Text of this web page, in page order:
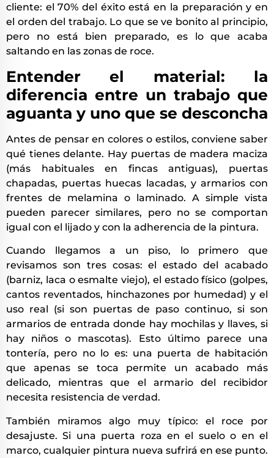
cliente: el 70% del éxito está en la preparación y en
el orden del trabajo. Lo que se ve bonito al principio,
pero no está bien preparado, es lo que acaba
saltando en las zonas de roce.
Entender el material: la
diferencia entre un trabajo que
aguanta y uno que se desconcha
Antes de pensar en colores o estilos, conviene saber
qué tienes delante. Hay puertas de madera maciza
(más habituales en fincas antiguas), puertas
chapadas, puertas huecas lacadas, y armarios con
frentes de melamina o laminado. A simple vista
pueden parecer similares, pero no se comportan
igual con el lijado y con la adherencia de la pintura.
Cuando llegamos a un piso, lo primero que
revisamos son tres cosas: el estado del acabado
(barniz, laca o esmalte viejo), el estado físico (golpes,
cantos reventados, hinchazones por humedad) y el
uso real (si son puertas de paso continuo, si son
armarios de entrada donde hay mochilas y llaves, si
hay niños o mascotas). Esto último parece una
tontería, pero no lo es: una puerta de habitación
que apenas se toca permite un acabado más
delicado, mientras que el armario del recibidor
necesita resistencia de verdad.
También miramos algo muy típico: el roce por
desajuste. Si una puerta roza en el suelo o en el
marco, cualquier pintura nueva sufrirá en ese punto.